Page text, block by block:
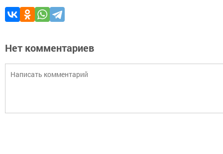
Нет комментариев